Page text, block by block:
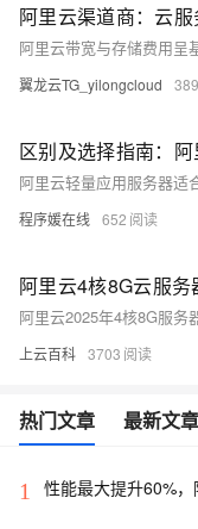
阿里云渠道商：云服
翼龙云TG_yilongcloud 389
程序媛在线 652
上云百科 3703
热门文章 最新文章
1
性能最大提升60%